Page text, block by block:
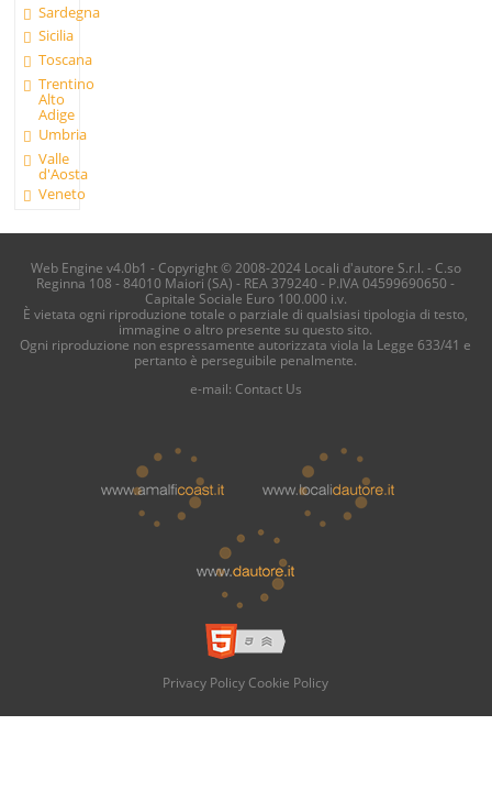
Sardegna
Sicilia
Toscana
Trentino
Alto
Adige
Umbria
Valle
d'Aosta
Veneto
Web Engine v4.0b1 - Copyright © 2008-2024 Locali d'autore S.r.l. - C.so
Reginna 108 - 84010 Maiori (SA) - REA 379240 - P.IVA 04599690650 -
Capitale Sociale Euro 100.000 i.v.
È vietata ogni riproduzione totale o parziale di qualsiasi tipologia di testo,
immagine o altro presente su questo sito.
Ogni riproduzione non espressamente autorizzata viola la Legge 633/41 e
pertanto è perseguibile penalmente.
e-mail: Contact Us
Privacy Policy Cookie Policy